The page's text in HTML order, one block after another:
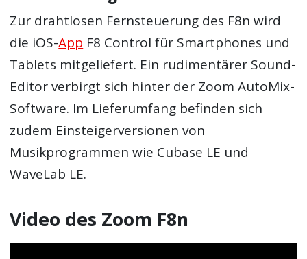
Zur drahtlosen Fernsteuerung des F8n wird
die iOS-App F8 Control für Smartphones und
Tablets mitgeliefert. Ein rudimentärer Sound-
Editor verbirgt sich hinter der Zoom AutoMix-
Software. Im Lieferumfang befinden sich
zudem Einsteigerversionen von
Musikprogrammen wie Cubase LE und
WaveLab LE.
Video des Zoom F8n